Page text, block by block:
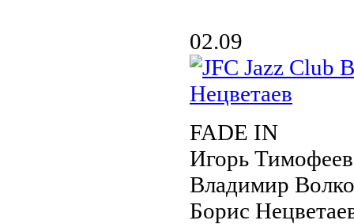
02.09
FADE IN
Игорь
Владимир
Борис